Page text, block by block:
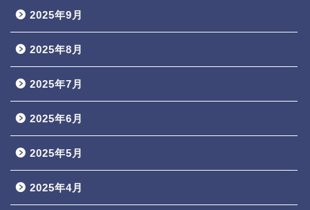
2025年9月
2025年8月
2025年7月
2025年6月
2025年5月
2025年4月